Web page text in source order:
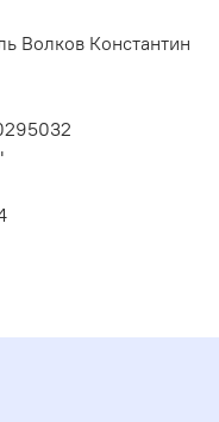
Волков Константин